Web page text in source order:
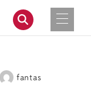
著
fantas